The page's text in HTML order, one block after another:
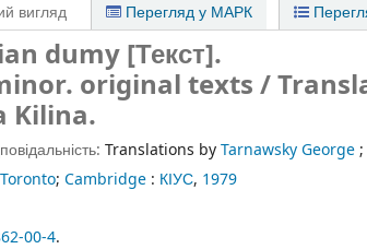
вигляд Перегляд у МАРК
dumy [Текст].
original texts /
Kilina.
Translations byTarnawsky George;
Toronto; Cambridge : КІУС, 1979
00-4.